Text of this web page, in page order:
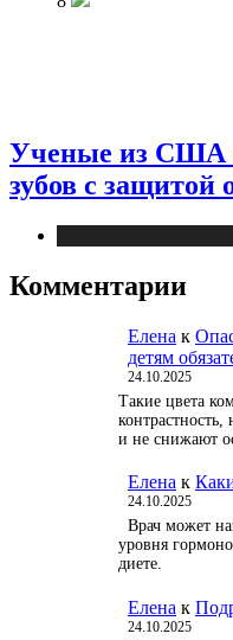
Ученые из США
зубов с защитой
Комментарии
Елена к
детям
24.10.2025
Такие цвета
и не снижают
Елена к
24.10.2025
Врач может
уровня
диете.
Елена к
24.10.2025